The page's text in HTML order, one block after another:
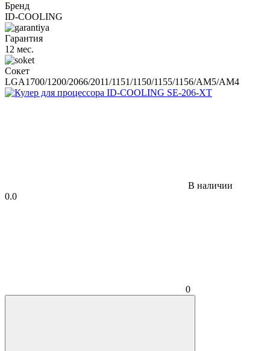
Бренд
ID-COOLING
Гарантия
12 мес.
Сокет
LGA1700/1200/2066/2011/1151/1150/1155/1156/АМ5/АМ4
В наличии
0.0
0